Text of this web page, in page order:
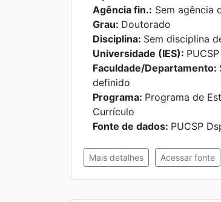
Agência fin.: Sem agência
Grau: Doutorado
Disciplina: Sem disciplina
Universidade (IES): PUCSP
Faculdade/Departamento:
definido
Programa: Programa de
Currículo
Fonte de dados: PUCSP
Mais detalhes Acessar fonte